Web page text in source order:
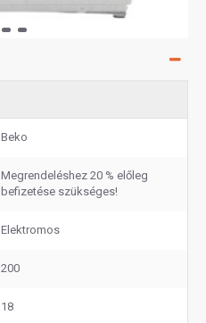
Beko
Megrendeléshez 20 % előleg
befizetése szükséges!
Elektromos
200
18